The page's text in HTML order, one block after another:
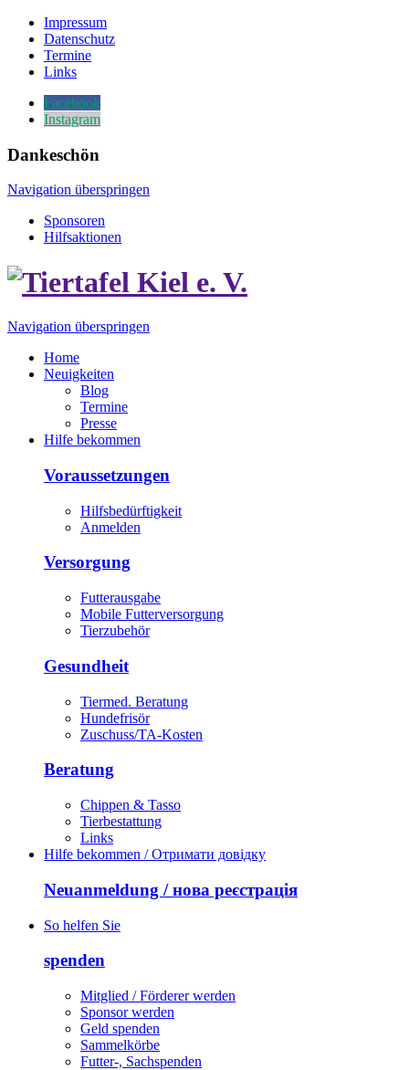
Impressum
Datenschutz
Termine
Links
Facebook
Instagram
Dankeschön
Navigation überspringen
Sponsoren
Hilfsaktionen
Navigation überspringen
Home
Neuigkeiten
Blog
Termine
Presse
Hilfe bekommen
Voraussetzungen
Hilfsbedürftigkeit
Anmelden
Versorgung
Futterausgabe
Mobile Futterversorgung
Tierzubehör
Gesundheit
Tiermed. Beratung
Hundefrisör
Zuschuss/TA-Kosten
Beratung
Chippen & Tasso
Tierbestattung
Links
Hilfe bekommen / Отримати довідку
Neuanmeldung / нова реєстрація
So helfen Sie
spenden
Mitglied / Förderer werden
Sponsor werden
Geld spenden
Sammelkörbe
Futter-, Sachspenden